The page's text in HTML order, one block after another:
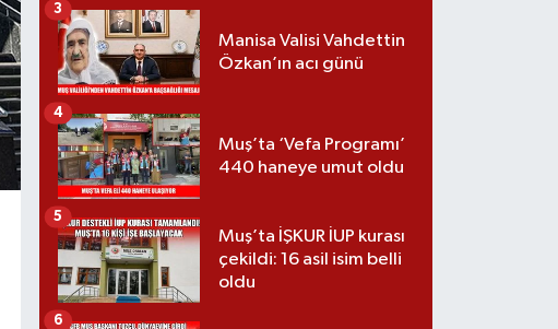
Manisa Valisi Vahdettin
Özkan’ın acı günü
3
Muş’ta ‘Vefa Programı’
440 haneye umut oldu
4
Muş’ta İŞKUR İUP kurası
çekildi: 16 asil isim belli
oldu
5
6